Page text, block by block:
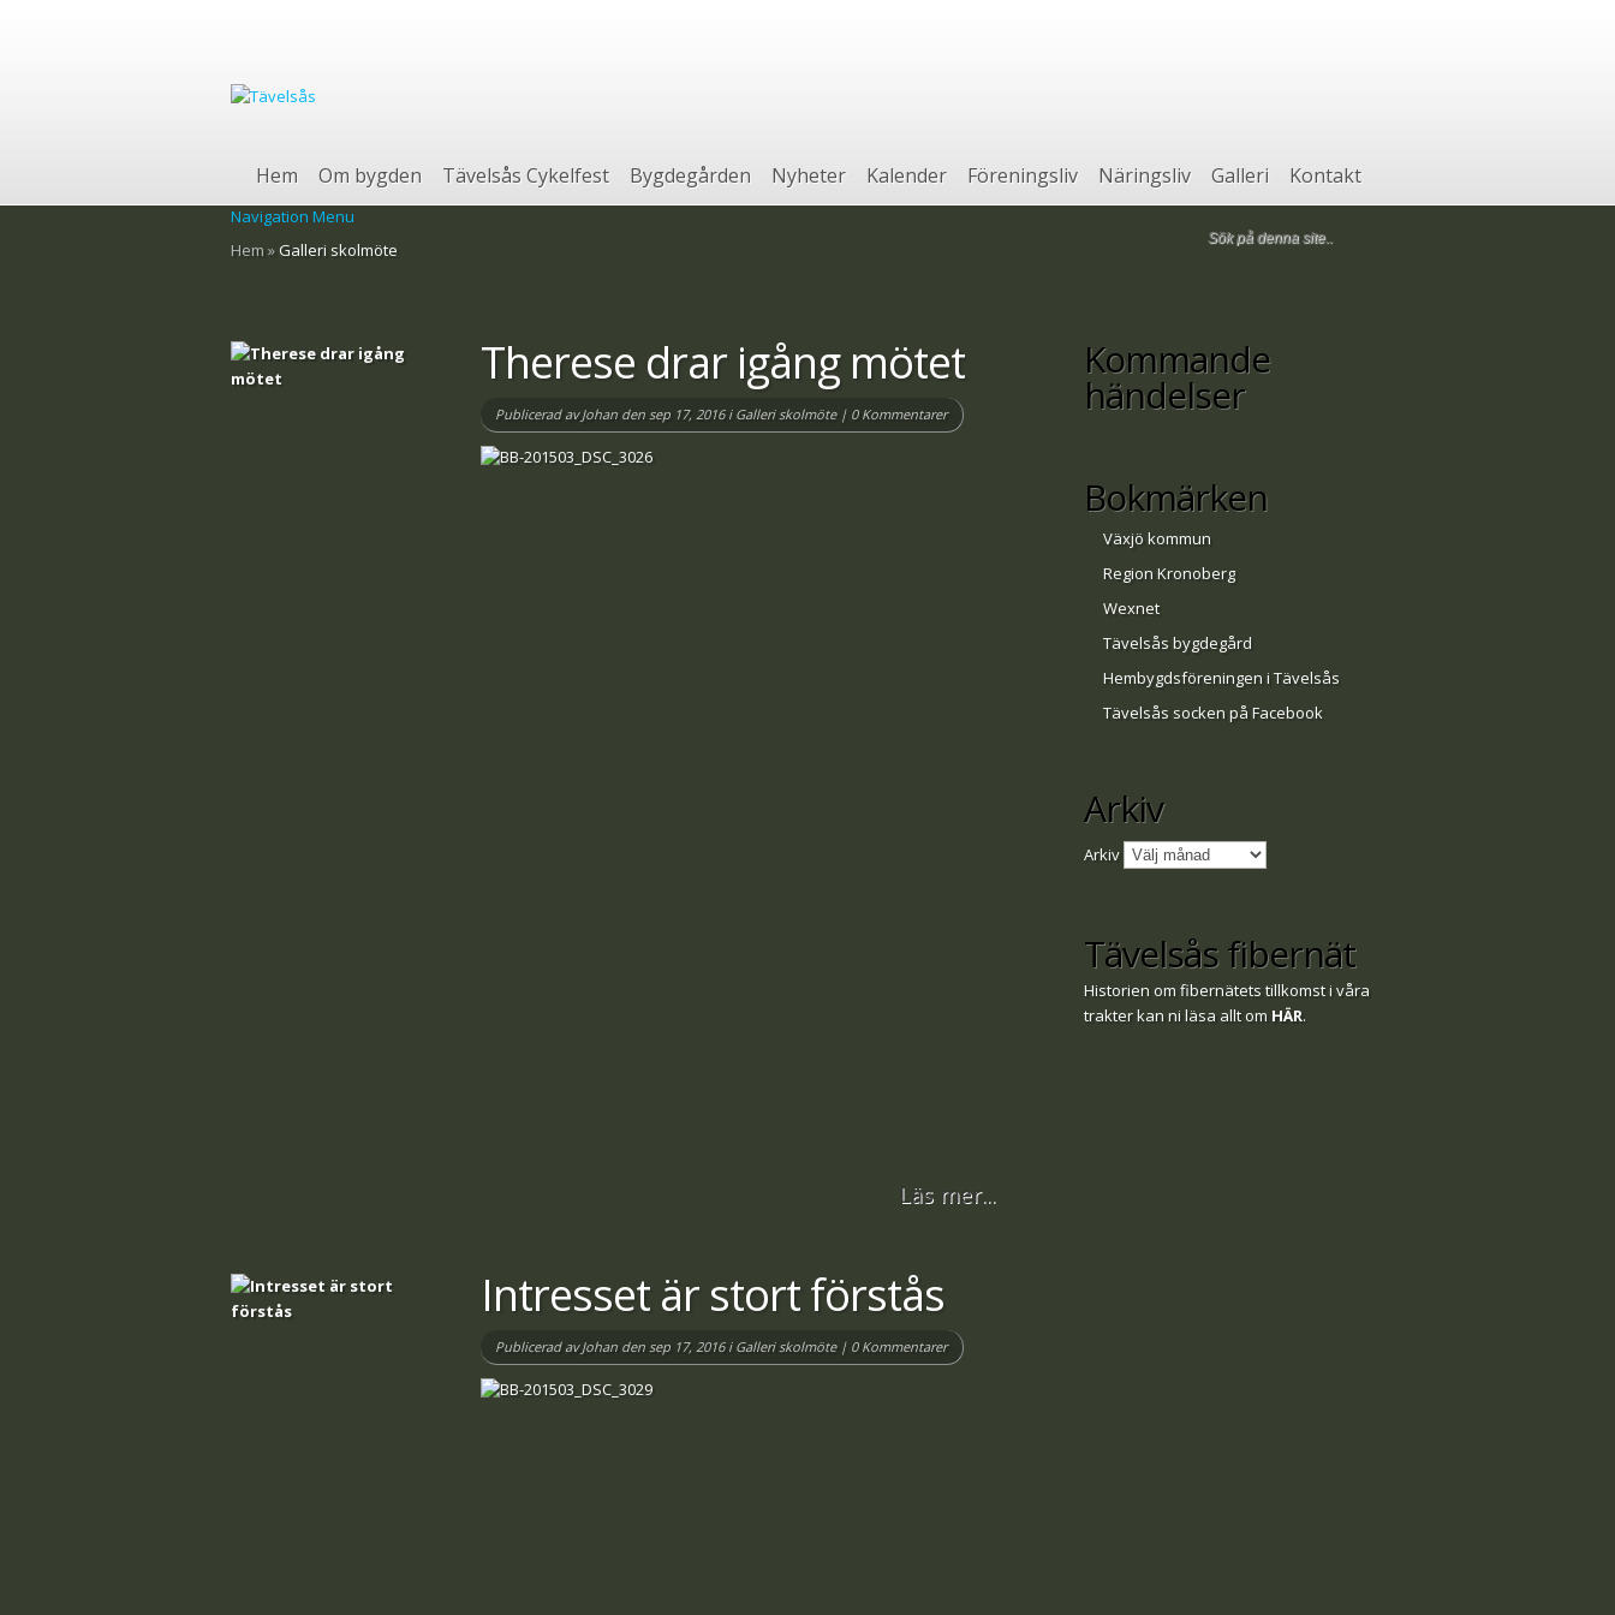
Hem Om bygden Tävelsås Cykelfest Bygdegården Nyheter Kalender Föreningsliv Näringsliv Galleri Kontakt
Navigation Menu
Hem » Galleri skolmöte
Therese drar igång mötet
Publicerad avJohan den sep 17, 2016 i Galleri skolmöte| 0 Kommentarer
Läs mer...
Intresset är stort förstås
Publicerad avJohan den sep 17, 2016 i Galleri skolmöte| 0 Kommentarer
Kommande
händelser
Bokmärken
Växjö kommun
Region Kronoberg
Wexnet
Tävelsås bygdegård
Hembygdsföreningen i Tävelsås
Tävelsås socken på Facebook
Arkiv
Arkiv
Tävelsås fibernät
Historien om fibernätets tillkomst i våra
trakter kan ni läsa allt om HÄR.